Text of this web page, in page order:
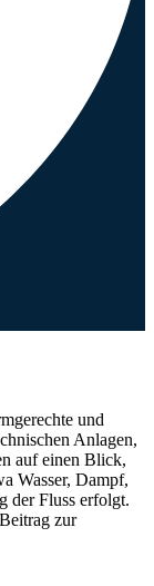
und
Anlagen,
auf einen Blick,
Wasser, Dampf,
der Fluss erfolgt.
zur